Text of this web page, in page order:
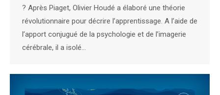
? Après Piaget, Olivier Houdé a élaboré une théorie
révolutionnaire pour décrire l’apprentissage. A l’aide de
l’apport conjugué de la psychologie et de l’imagerie
cérébrale, il a isolé…